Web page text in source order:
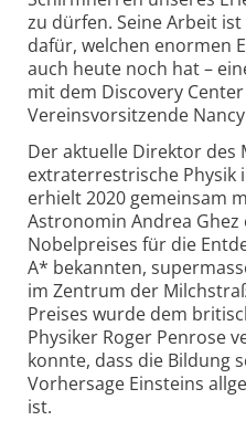
zu dürfen. Seine Arbeit
dafür, welchen enormen
auch heute noch hat –
mit dem Discovery
Vereins­vorsitzende
Der aktuelle Direktor des
extraterrestrische Physik
erhielt 2020 gemeinsam
Astronomin Andrea Ghez
Nobelpreises für die
A* bekannten,
im Zentrum der
Preises wurde dem
Physiker Roger Penrose
konnte, dass die Bildung
Vorhersage Einsteins
ist.